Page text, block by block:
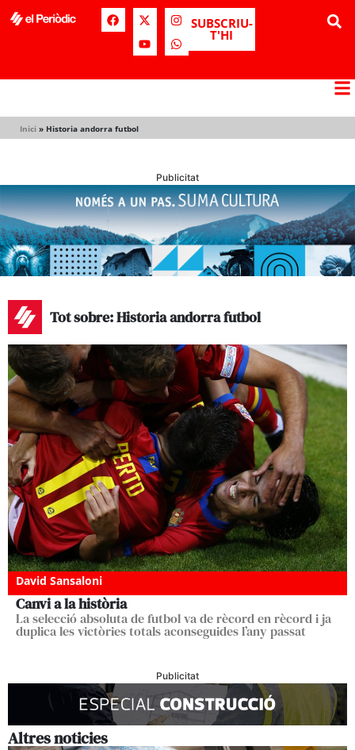
SUBSCRIU-
T'HI
Inici » Historia andorra futbol
Publicitat
Tot sobre: Historia andorra futbol
David Sansaloni
Canvi a la història
La selecció absoluta de futbol va de rècord en rècord i ja
duplica les victòries totals aconseguides l’any passat
Publicitat
Altres noticies